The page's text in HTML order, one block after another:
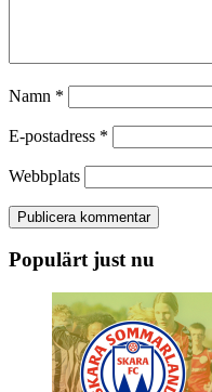
Namn *
E-postadress *
Webbplats
Populärt just nu